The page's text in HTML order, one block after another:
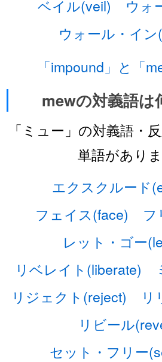
ベイル(veil)
ウォ
ウォール・イン
「impound」と「
mewの対義語は
「ミュー」の対義語・
単語があり
エクスクルード
フェイス(face)
フ
レット・ゴー
リベレイト(liberate)
リジェクト(reject)
リ
リビール
セット・フリー